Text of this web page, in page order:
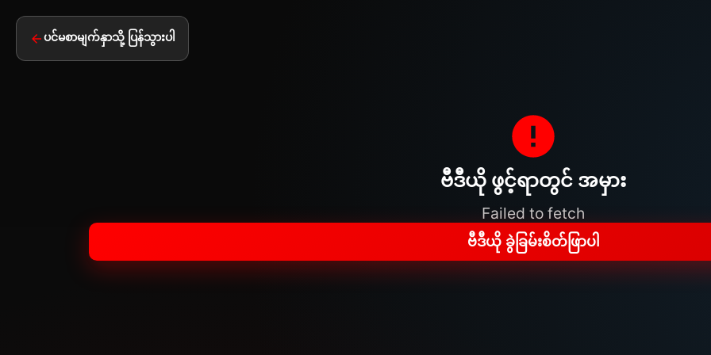
ပင်မစာမျက်နှာသို့ ပြန်သွားပါ
ဗီဒီယို ဖွင့်ရာတွင် အမှား
Failed to fetch
ဗီဒီယို ခွဲခြမ်းစိတ်ဖြာပါ